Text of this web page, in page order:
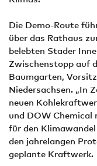
Die Demo-Route
über das Rathaus
belebten Stader
Zwischenstopp auf
Baumgarten,
Niedersachsen. „In
neuen
und DOW
für den
den jahrelangen
geplante Kraftwerk.